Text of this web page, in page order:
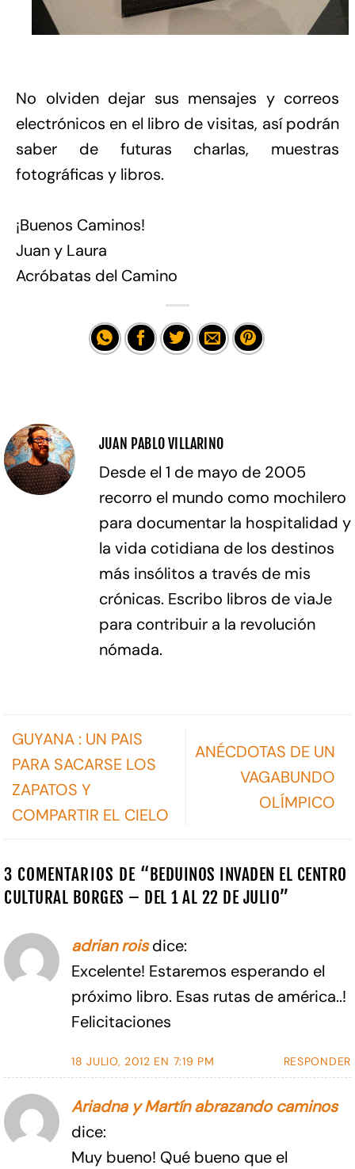
No olviden dejar sus mensajes y correos
electrónicos en el libro de visitas, así podrán
saber de futuras charlas, muestras
fotográficas y libros.
¡Buenos Caminos!
Juan y Laura
Acróbatas del Camino
JUAN PABLO VILLARINO
Desde el 1 de mayo de 2005
recorro el mundo como mochilero
para documentar la hospitalidad y
la vida cotidiana de los destinos
más insólitos a través de mis
crónicas. Escribo libros de viaJe
para contribuir a la revolución
nómada.
GUYANA : UN PAIS
PARA SACARSE LOS
ZAPATOS Y
COMPARTIR EL CIELO
ANÉCDOTAS DE UN
VAGABUNDO
OLÍMPICO
3 COMENTARIOS DE “BEDUINOS INVADEN EL CENTRO
CULTURAL BORGES – DEL 1 AL 22 DE JULIO”
adrian rois dice:
Excelente! Estaremos esperando el
próximo libro. Esas rutas de américa..!
Felicitaciones
18 JULIO, 2012 EN 7:19 PM RESPONDER
Ariadna y Martín abrazando caminos
dice:
Muy bueno! Qué bueno que el